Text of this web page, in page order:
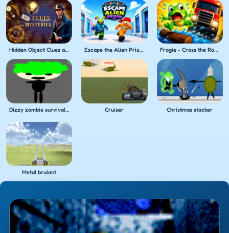
Hidden Object Clues and Mysteries Escape the Alien Prison Frogie - Cross the Roads
Dizzy zombie survival v1 Cruiser Christmas stacker
Metal brulant